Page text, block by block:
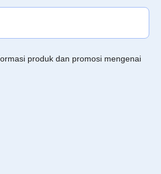
produk dan promosi mengenai